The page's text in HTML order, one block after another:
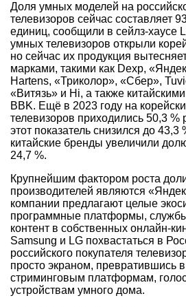
Доля умных моделей на
телевизоров сейчас составляет
единиц, сообщили в сейлз-хаусе
умных телевизоров открыли
но сейчас их продукция
марками, такими как Dexp,
Hartens, «Триколор», «Сбер»,
«Витязь» и Hi, а также
BBK. Ещё в 2023 году на
телевизоров приходились 50,3 %
этот показатель снизился до
китайские бренды увеличили
24,7 %.
Крупнейшим фактором роста
производителей являются
компании предлагают целые
программные платформы,
контент в собственных онлайн-
Samsung и LG похвастаться в
российского покупателя
просто экраном, превратившись
стриминговым платформам,
устройствам умного дома.